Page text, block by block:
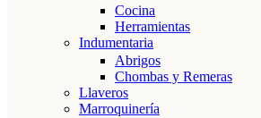
Cocina
Herramientas
Indumentaria
Abrigos
Chombas y Remeras
Llaveros
Marroquinería